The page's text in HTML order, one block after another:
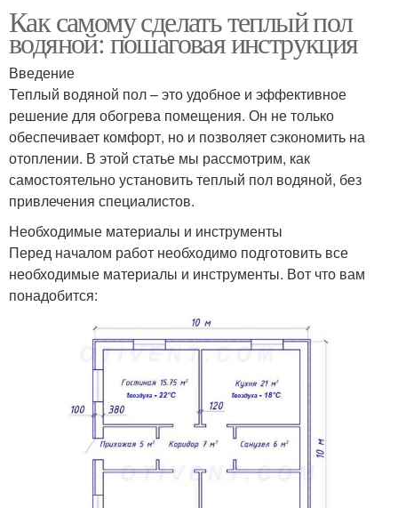
Как самому сделать теплый пол
водяной: пошаговая инструкция
Введение
Теплый водяной пол – это удобное и эффективное
решение для обогрева помещения. Он не только
обеспечивает комфорт, но и позволяет сэкономить на
отоплении. В этой статье мы рассмотрим, как
самостоятельно установить теплый пол водяной, без
привлечения специалистов.
Необходимые материалы и инструменты
Перед началом работ необходимо подготовить все
необходимые материалы и инструменты. Вот что вам
понадобится: